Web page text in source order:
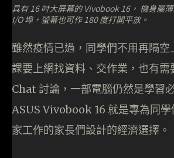
具有 16 吋大屏幕的 Vivobook 16， 機身屬
I/O 埠，螢幕也可作 180 度打開平放。
雖然疫情已過，同學們不用再隔空
課要上網找資料、交作業，也有
Chat 討論，一部電腦仍然是學習
ASUS Vivobook 16 就是專為同學
家工作的家長們設計的經濟選擇。